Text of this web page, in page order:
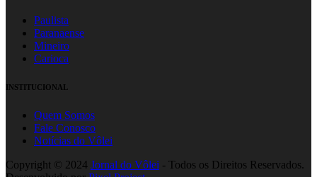
Paulista
Paranaense
Mineiro
Carioca
INSTITUCIONAL
Quem Somos
Fale Conosco
Notícias do Vôlei
Copyright © 2024 Jornal do Vôlei - Todos os Direitos Reservados.